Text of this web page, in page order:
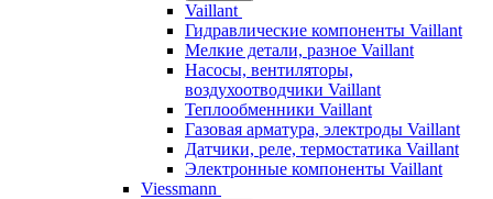
Vaillant
Гидравлические компоненты Vaillant
Мелкие детали, разное Vaillant
Насосы, вентиляторы,
воздухоотводчики Vaillant
Теплообменники Vaillant
Газовая арматура, электроды Vaillant
Датчики, реле, термостатика Vaillant
Электронные компоненты Vaillant
Viessmann